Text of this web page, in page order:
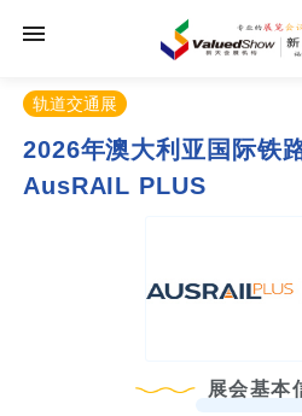
轨道交通展
2026年澳大利亚国际铁
AusRAIL PLUS
展会基本